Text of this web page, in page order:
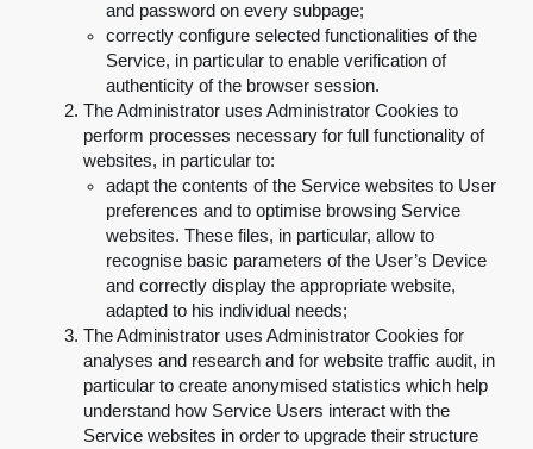
and password on every subpage;
correctly configure selected functionalities of the
Service, in particular to enable verification of
authenticity of the browser session.
The Administrator uses Administrator Cookies to
perform processes necessary for full functionality of
websites, in particular to:
adapt the contents of the Service websites to User
preferences and to optimise browsing Service
websites. These files, in particular, allow to
recognise basic parameters of the User’s Device
and correctly display the appropriate website,
adapted to his individual needs;
The Administrator uses Administrator Cookies for
analyses and research and for website traffic audit, in
particular to create anonymised statistics which help
understand how Service Users interact with the
Service websites in order to upgrade their structure